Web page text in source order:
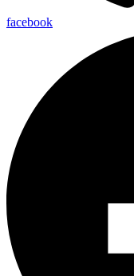
facebook